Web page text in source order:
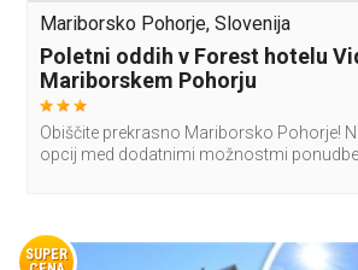
Mariborsko Pohorje, Slovenija
Poletni oddih v Forest hotelu
Mariborskem Pohorju
Obiščite prekrasno Mariborsko Pohorje!
opcij med dodatnimi možnostmi
SUPER